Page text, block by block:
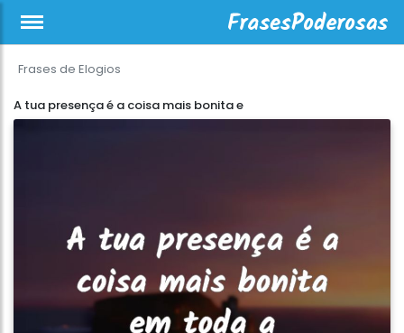
Frases de Elogios
A tua presença é a coisa mais bonita e